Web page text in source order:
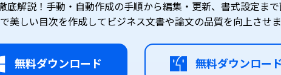
解説！手動・自動作成の手順から編集・更新、書式設定ま
美しい目次を作成してビジネス文書や論文の品質を向上させま
無料ダウンロード 無料ダウンロー